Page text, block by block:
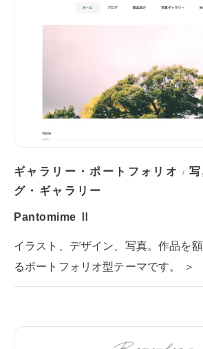
ギャラリー・ポートフォリオ /
グ・ギャラリー
Pantomime Ⅱ
イラスト、デザイン、写真。作品を
るポートフォリオ型テーマです。 ＞